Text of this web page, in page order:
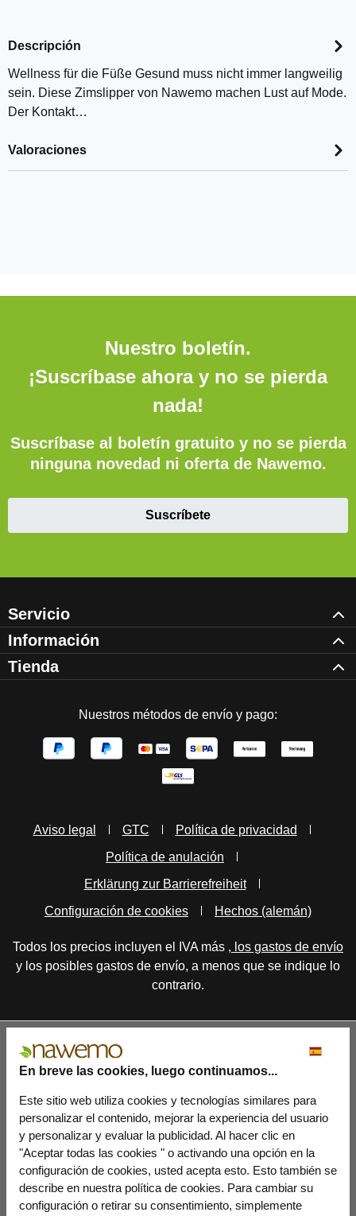
En breve las cookies, luego continuamos...
Este sitio web utiliza cookies y tecnologías similares para
personalizar el contenido, mejorar la experiencia del usuario
y personalizar y evaluar la publicidad. Al hacer clic en
"Aceptar todas las cookies " o activando una opción en la
configuración de cookies, usted acepta esto. Esto también se
describe en nuestra política de cookies. Para cambiar su
configuración o retirar su consentimiento, simplemente
Descripción
Wellness für die Füße Gesund muss nicht immer langweilig
sein. Diese Zimslipper von Nawemo machen Lust auf Mode.
Der Kontakt…
Valoraciones
Nuestro boletín.
¡Suscríbase ahora y no se pierda
nada!
Suscríbase al boletín gratuito y no se pierda
ninguna novedad ni oferta de Nawemo.
Suscríbete
Servicio
Información
Tienda
Nuestros métodos de envío y pago:
Aviso legal GTC
Política de privacidad
Política de anulación
Erklärung zur Barrierefreiheit
Configuración de cookies
Hechos (alemán)
Todos los precios incluyen el IVA más , los gastos de envío
y los posibles gastos de envío, a menos que se indique lo
contrario.